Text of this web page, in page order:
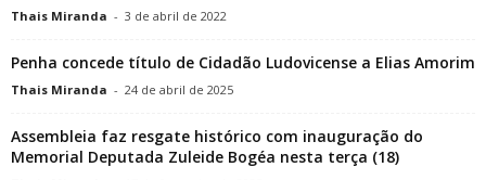
Thais Miranda - 3 de abril de 2022
Penha concede título de Cidadão Ludovicense a Elias Amorim
Thais Miranda - 24 de abril de 2025
Assembleia faz resgate histórico com inauguração do
Memorial Deputada Zuleide Bogéa nesta terça (18)